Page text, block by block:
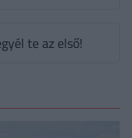
te az első!